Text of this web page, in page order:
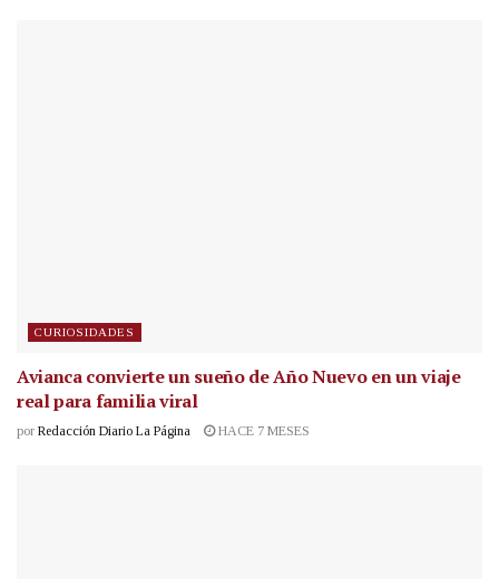
CURIOSIDADES
Avianca convierte un sueño de Año Nuevo en un viaje
real para familia viral
por Redacción Diario La Página HACE 7 MESES